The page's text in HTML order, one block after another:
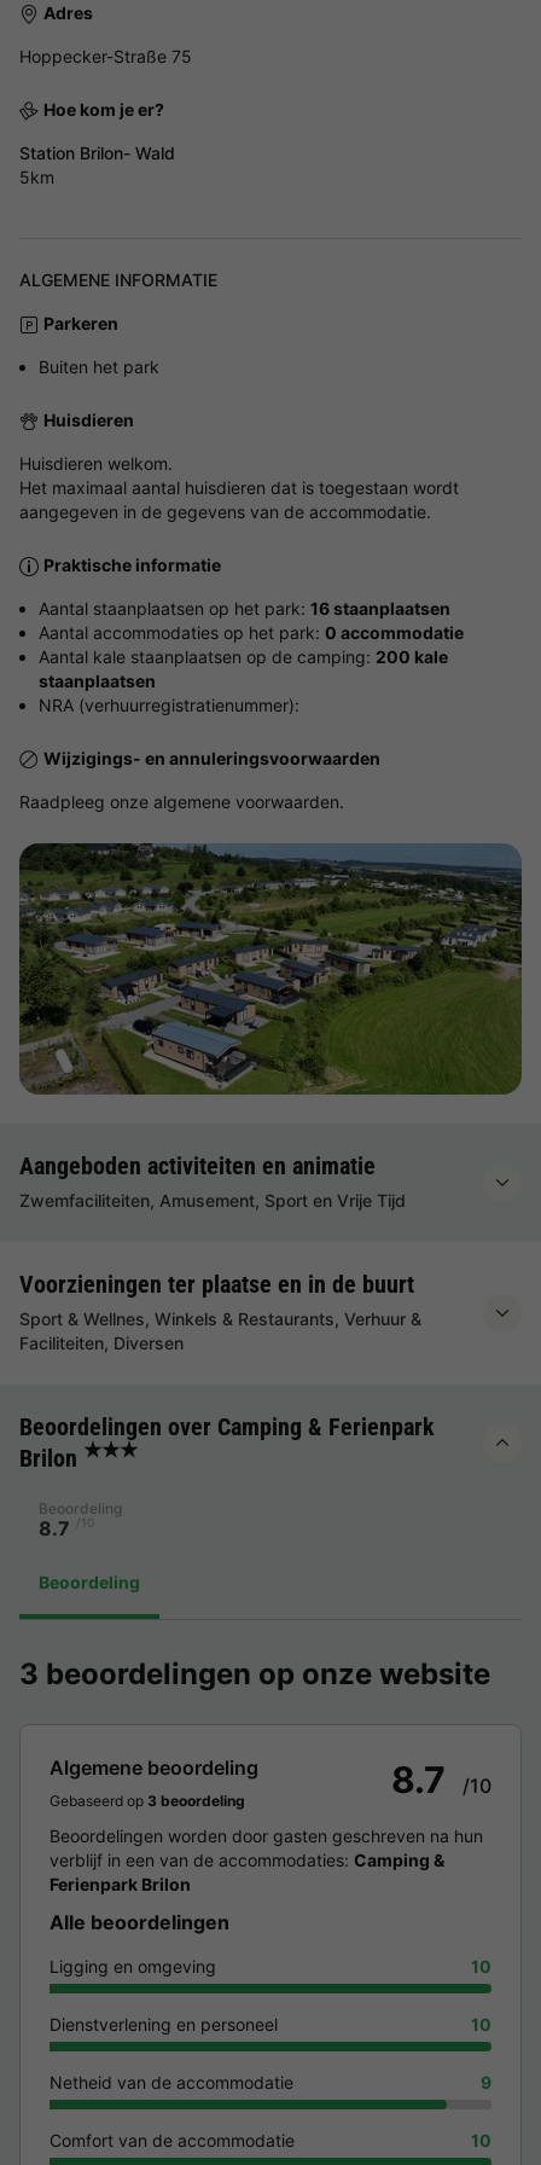
Adres
Hoppecker-Straße 75
Hoe kom je er?
Station Brilon- Wald
5km
ALGEMENE INFORMATIE
Parkeren
Buiten het park
Huisdieren
Huisdieren welkom.
Het maximaal aantal huisdieren dat is toegestaan wordt
aangegeven in de gegevens van de accommodatie.
Praktische informatie
Aantal staanplaatsen op het park: 16 staanplaatsen
Aantal accommodaties op het park: 0 accommodatie
Aantal kale staanplaatsen op de camping: 200 kale
staanplaatsen
NRA (verhuurregistratienummer):
Wijzigings- en annuleringsvoorwaarden
Raadpleeg onze algemene voorwaarden.
Bekijk de kaart
Aangeboden activiteiten en animatie
Zwemfaciliteiten, Amusement, Sport en Vrije Tijd
Voorzieningen ter plaatse en in de buurt
Sport & Wellnes, Winkels & Restaurants, Verhuur &
Faciliteiten, Diversen
Beoordelingen over Camping & Ferienpark
Brilon ★★★
Beoordeling
8.7 /10
Beoordeling
3 beoordelingen op onze website
Algemene beoordeling
Gebaseerd op 3 beoordeling 8.7 /10
Beoordelingen worden door gasten geschreven na hun
verblijf in een van de accommodaties: Camping &
Ferienpark Brilon
Alle beoordelingen
Ligging en omgeving 10
Dienstverlening en personeel 10
Netheid van de accommodatie 9
Comfort van de accommodatie 10